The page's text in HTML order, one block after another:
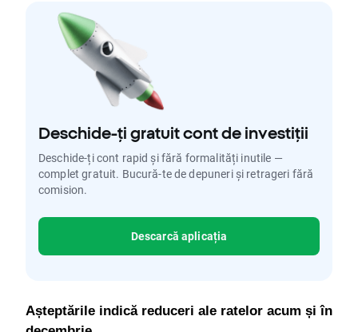
Deschide-ți gratuit cont de investiții
Deschide-ți cont rapid și fără formalități inutile —
complet gratuit. Bucură-te de depuneri și retrageri fără
comision.
Descarcă aplicația
Așteptările indică reduceri ale ratelor acum și în